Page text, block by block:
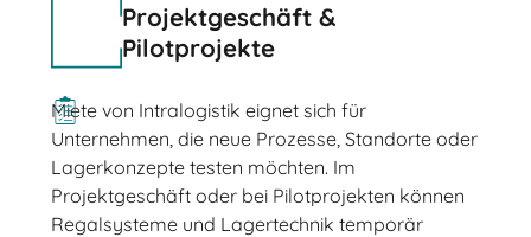
Projektgeschäft &
Pilotprojekte
Miete von Intralogistik eignet sich für
Unternehmen, die neue Prozesse, Standorte oder
Lagerkonzepte testen möchten. Im
Projektgeschäft oder bei Pilotprojekten können
Regalsysteme und Lagertechnik temporär